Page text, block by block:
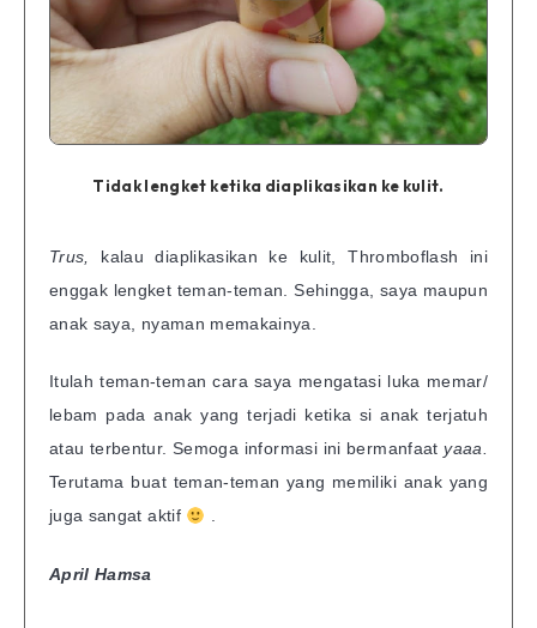
Tidak lengket ketika diaplikasikan ke kulit.
Trus,
kalau diaplikasikan ke kulit, Thromboflash ini
enggak lengket teman-teman. Sehingga, saya maupun
anak saya, nyaman memakainya.
Itulah teman-teman cara saya mengatasi luka memar/
lebam pada anak yang terjadi ketika si anak terjatuh
atau terbentur. Semoga informasi ini bermanfaatyaaa.
Terutama buat teman-teman yang memiliki anak yang
juga sangat aktif
.
April Hamsa